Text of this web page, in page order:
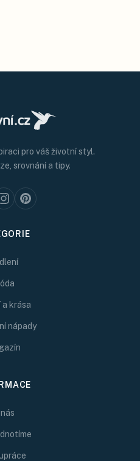
pro váš životní styl.
srovnání a tipy.
a krása
nápady